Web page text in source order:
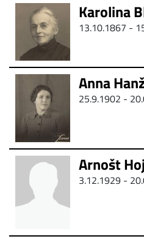
Karolina
13.10.1867 -
Anna
25.9.1902 -
Arnošt
3.12.1929 -